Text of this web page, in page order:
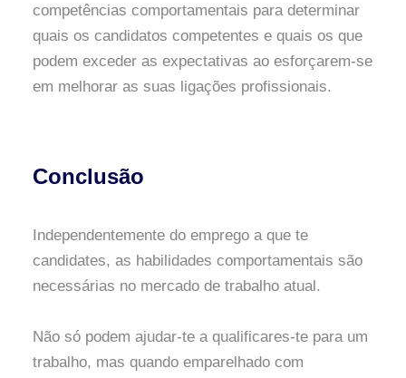
competências comportamentais para determinar
quais os candidatos competentes e quais os que
podem exceder as expectativas ao esforçarem-se
em melhorar as suas ligações profissionais.
Conclusão
Independentemente do emprego a que te
candidates, as habilidades comportamentais são
necessárias no mercado de trabalho atual.
Não só podem ajudar-te a qualificares-te para um
trabalho, mas quando emparelhado com